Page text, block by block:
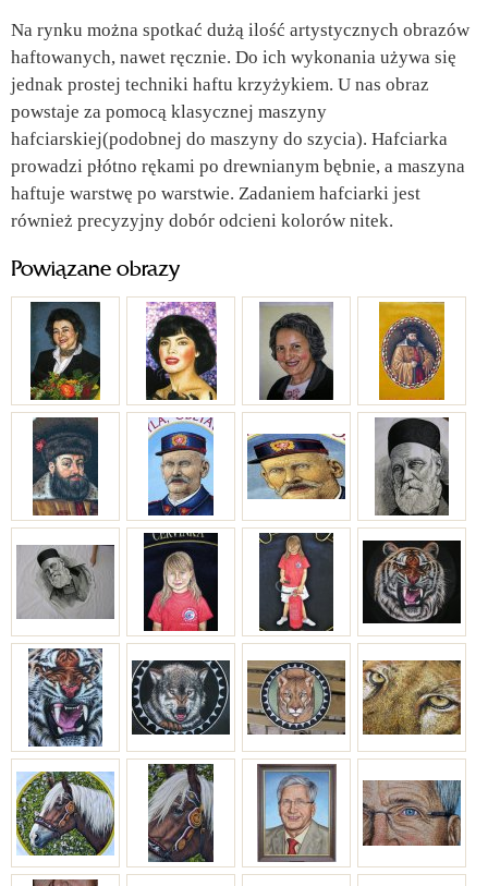
Na rynku można spotkać dużą ilość artystycznych obrazów
haftowanych, nawet ręcznie. Do ich wykonania używa się
jednak prostej techniki haftu krzyżykiem. U nas obraz
powstaje za pomocą klasycznej maszyny
hafciarskiej(podobnej do maszyny do szycia). Hafciarka
prowadzi płótno rękami po drewnianym bębnie, a maszyna
haftuje warstwę po warstwie. Zadaniem hafciarki jest
również precyzyjny dobór odcieni kolorów nitek.
Powiązane obrazy